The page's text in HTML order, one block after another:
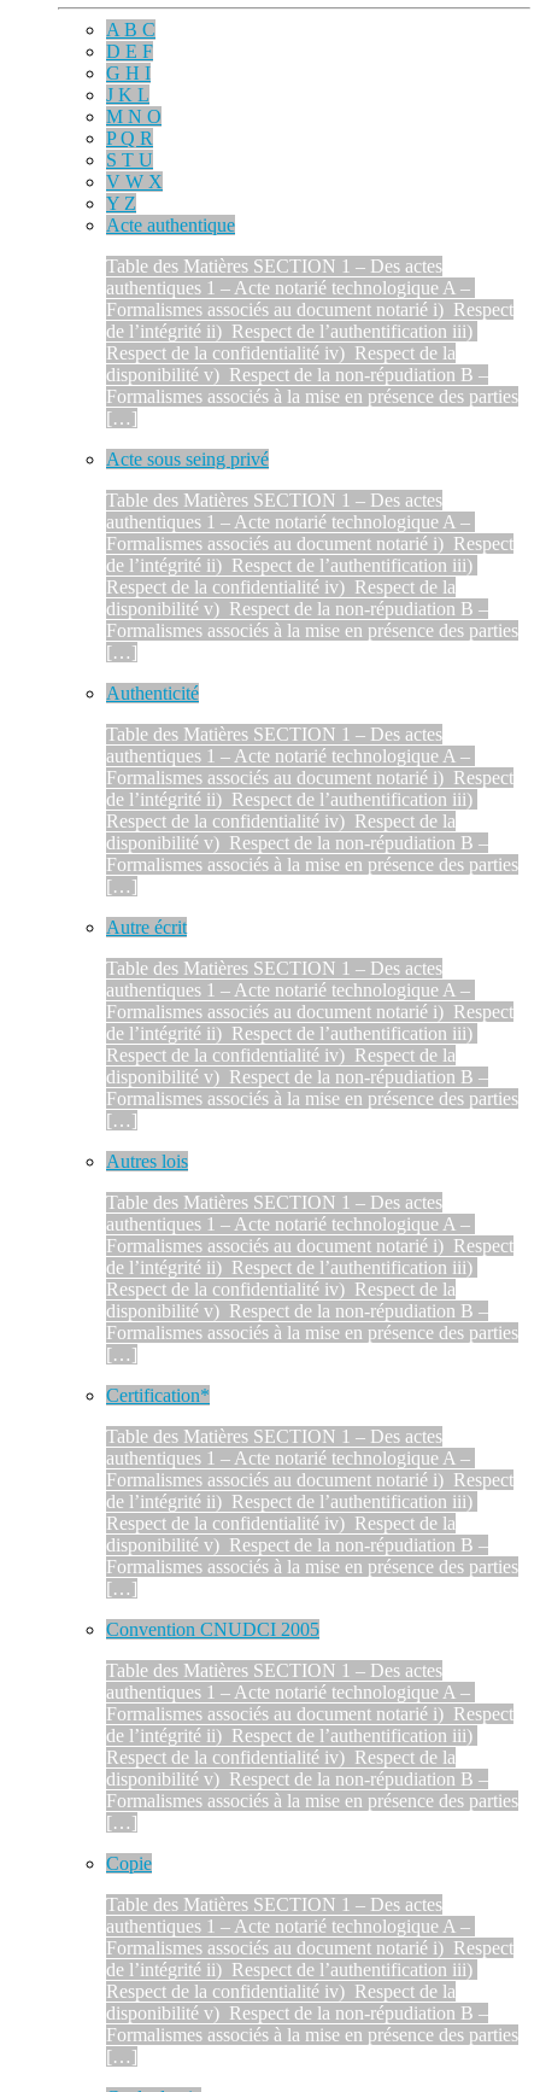
A B C
D E F
G H I
J K L
M N O
P Q R
S T U
V W X
Y Z
Acte authentique
Table des Matières SECTION 1 – Des actes
authentiques 1 – Acte notarié technologique A –
Formalismes associés au document notarié i) Respect
de l’intégrité ii) Respect de l’authentification iii)
Respect de la confidentialité iv) Respect de la
disponibilité v) Respect de la non-répudiation B –
Formalismes associés à la mise en présence des parties
[…]
Acte sous seing privé
Table des Matières SECTION 1 – Des actes
authentiques 1 – Acte notarié technologique A –
Formalismes associés au document notarié i) Respect
de l’intégrité ii) Respect de l’authentification iii)
Respect de la confidentialité iv) Respect de la
disponibilité v) Respect de la non-répudiation B –
Formalismes associés à la mise en présence des parties
[…]
Authenticité
Table des Matières SECTION 1 – Des actes
authentiques 1 – Acte notarié technologique A –
Formalismes associés au document notarié i) Respect
de l’intégrité ii) Respect de l’authentification iii)
Respect de la confidentialité iv) Respect de la
disponibilité v) Respect de la non-répudiation B –
Formalismes associés à la mise en présence des parties
[…]
Autre écrit
Table des Matières SECTION 1 – Des actes
authentiques 1 – Acte notarié technologique A –
Formalismes associés au document notarié i) Respect
de l’intégrité ii) Respect de l’authentification iii)
Respect de la confidentialité iv) Respect de la
disponibilité v) Respect de la non-répudiation B –
Formalismes associés à la mise en présence des parties
[…]
Autres lois
Table des Matières SECTION 1 – Des actes
authentiques 1 – Acte notarié technologique A –
Formalismes associés au document notarié i) Respect
de l’intégrité ii) Respect de l’authentification iii)
Respect de la confidentialité iv) Respect de la
disponibilité v) Respect de la non-répudiation B –
Formalismes associés à la mise en présence des parties
[…]
Certification*
Table des Matières SECTION 1 – Des actes
authentiques 1 – Acte notarié technologique A –
Formalismes associés au document notarié i) Respect
de l’intégrité ii) Respect de l’authentification iii)
Respect de la confidentialité iv) Respect de la
disponibilité v) Respect de la non-répudiation B –
Formalismes associés à la mise en présence des parties
[…]
Convention CNUDCI 2005
Table des Matières SECTION 1 – Des actes
authentiques 1 – Acte notarié technologique A –
Formalismes associés au document notarié i) Respect
de l’intégrité ii) Respect de l’authentification iii)
Respect de la confidentialité iv) Respect de la
disponibilité v) Respect de la non-répudiation B –
Formalismes associés à la mise en présence des parties
[…]
Copie
Table des Matières SECTION 1 – Des actes
authentiques 1 – Acte notarié technologique A –
Formalismes associés au document notarié i) Respect
de l’intégrité ii) Respect de l’authentification iii)
Respect de la confidentialité iv) Respect de la
disponibilité v) Respect de la non-répudiation B –
Formalismes associés à la mise en présence des parties
[…]